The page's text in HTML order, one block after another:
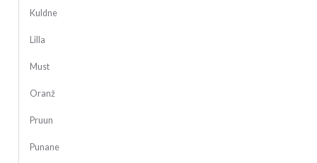
Kuldne
Lilla
Must
Oranž
Pruun
Punane